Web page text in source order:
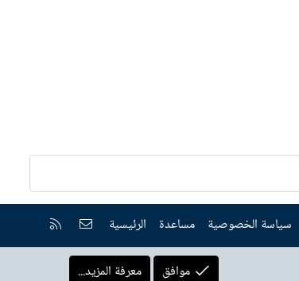
سياسة الخصوصية مساعدة الرئيسية إتصل بنا
موافق معرفة المزيد...